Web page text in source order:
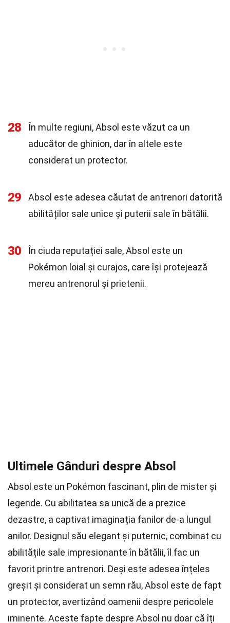
28
În multe regiuni, Absol este văzut ca un
aducător de ghinion, dar în altele este
considerat un protector.
29
Absol este adesea căutat de antrenori datorită
abilităților sale unice și puterii sale în bătălii.
30
În ciuda reputației sale, Absol este un
Pokémon loial și curajos, care își protejează
mereu antrenorul și prietenii.
Ultimele Gânduri despre Absol
Absol este un Pokémon fascinant, plin de mister și
legende. Cu abilitatea sa unică de a prezice
dezastre, a captivat imaginația fanilor de-a lungul
anilor. Designul său elegant și puternic, combinat cu
abilitățile sale impresionante în bătălii, îl fac un
favorit printre antrenori. Deși este adesea înțeles
greșit și considerat un semn rău, Absol este de fapt
un protector, avertizând oamenii despre pericolele
iminente. Aceste fapte despre Absol nu doar că îți